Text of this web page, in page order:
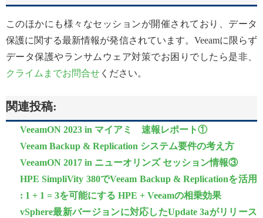
このほかにも様々なセッションが開催されており、データ
保護に関する最新情報が発信されています。Veeamに限らず
データ保護やランサムウェア対策でお困りでしたら是非、
クライムまでお問合せ ください。
関連投稿:
VeeamON 2023 in マイアミ 速報レポート①
Veeam Backup & Replication システム要件の考え方
VeeamON 2017 in ニューオリンズ セッション情報③
HPE SimpliVity 380でVeeam Backup & Replicationを活用
: 1 + 1 = 3を可能にする HPE + Veeamの相乗効果
vSphere最新バージョンに対応したUpdate 3aがリリース